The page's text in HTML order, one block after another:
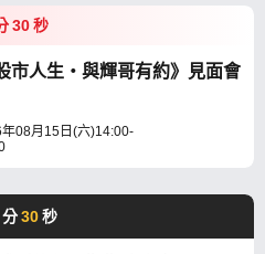
29秒
市人生・與輝哥有約》見面會
08月15日(六)14:00-
分29秒